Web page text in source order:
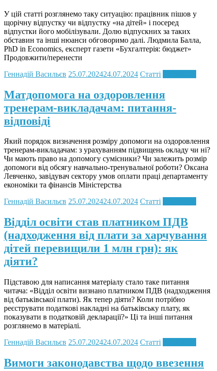
У цій статті розглянемо таку ситуацію: працівник пішов у
щорічну відпустку чи відпустку «на дітей» і посеред
відпустки його мобілізували. Долю відпускних за таких
обставин та інші нюанси обговоримо далі. Людмила Балла,
PhD in Economics, експерт газети «Бухгалтерія: бюджет»
Продовжити/перенести
Геннадій Васильєв 25.07.202424.07.2024 Статті
Матдопомога на оздоровлення
тренерам-викладачам: питання-
відповіді
Який порядок визначення розміру допомоги на оздоровлення
тренерам-викладачам: з урахуванням підвищень окладу чи ні?
Чи мають право на допомогу сумісники? Чи залежить розмір
допомоги від обсягу навчально-тренувальної роботи? Оксана
Левченко, завідувач сектору умов оплати праці департаменту
економіки та фінансів Міністерства
Геннадій Васильєв 25.07.202424.07.2024 Статті
Відділ освіти став платником ПДВ
(надходження від плати за харчування
дітей перевищили 1 млн грн): як
діяти?
Підставою для написання матеріалу стало таке питання
читача: «Відділ освіти визнано платником ПДВ (надходження
від батьківської плати). Як тепер діяти? Коли потрібно
реєструвати податкові накладні на батьківську плату, як
показувати в податковій декларації?» Ці та інші питання
розглянемо в матеріалі.
Геннадій Васильєв 25.07.202424.07.2024 Статті
Вимоги законодавства щодо ввезення